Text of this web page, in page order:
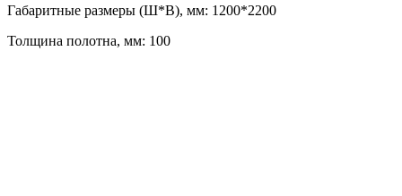
Габаритные размеры (Ш*В), мм: 1200*2200
Толщина полотна, мм: 100